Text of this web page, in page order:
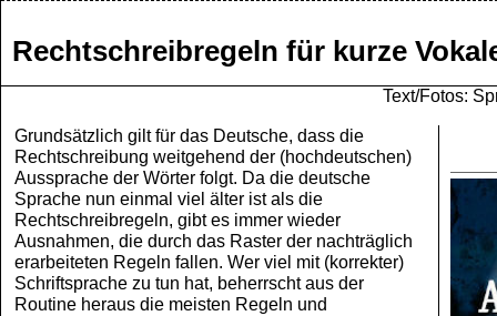
Rechtschreibregeln für kurze
Text/Fotos:
Grundsätzlich gilt für das Deutsche, dass die
Rechtschreibung weitgehend der (hochdeutschen)
Aussprache der Wörter folgt. Da die deutsche
Sprache nun einmal viel älter ist als die
Rechtschreibregeln, gibt es immer wieder
Ausnahmen, die durch das Raster der nachträglich
erarbeiteten Regeln fallen. Wer viel mit (korrekter)
Schriftsprache zu tun hat, beherrscht aus der
Routine heraus die meisten Regeln und